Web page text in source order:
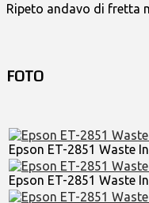
Ripeto andavo di fretta
FOTO
Epson ET-2851 Waste
Epson ET-2851 Waste